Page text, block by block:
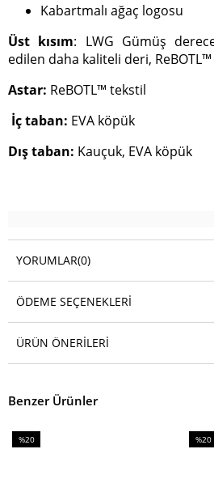
Kabartmalı ağaç logosu
Üst kısım: LWG Gümüş
edilen daha kaliteli deri,
Astar: ReBOTL™ tekstil
İç taban: EVA köpük
Dış taban: Kauçuk, EVA köpük
YORUMLAR(0)
ÖDEME SEÇENEKLERI
ÜRÜN ÖNERILERI
Benzer Ürünler
%20
%20